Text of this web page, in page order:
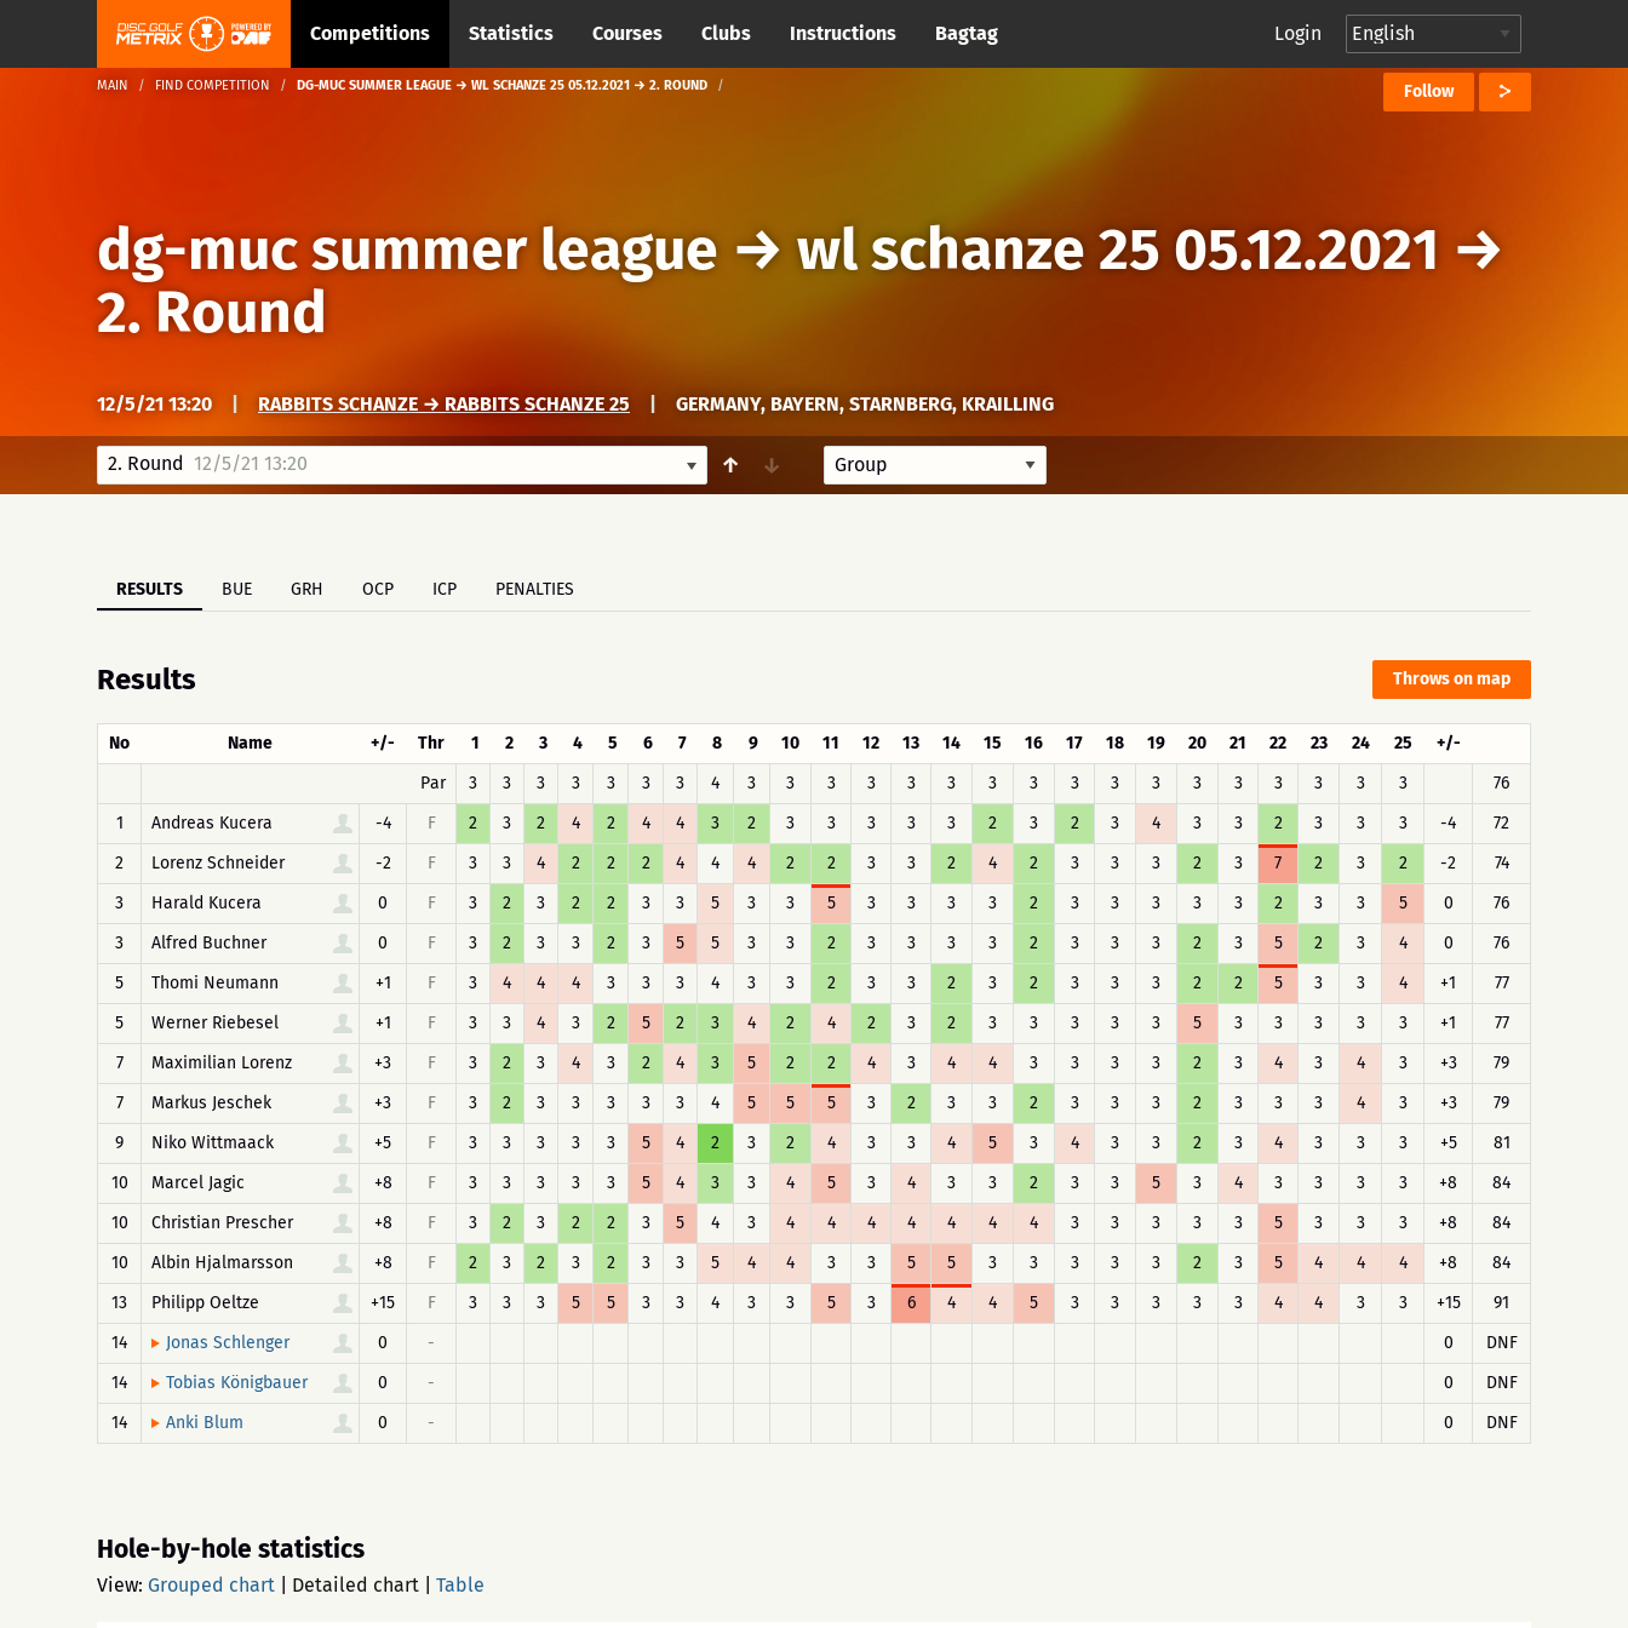
Competitions Statistics Courses Clubs Instructions Bagtag Login
MAIN FIND COMPETITION DG-MUC SUMMER LEAGUE → WL SCHANZE 25 05.12.2021 → 2. ROUND Follow
dg-muc summer league →wl schanze 25 05.12.2021 →
2. Round
12/5/21 13:20 RABBITS SCHANZE → RABBITS SCHANZE 25 GERMANY, BAYERN, STARNBERG, KRAILLING
2. Round 12/5/21 13:20 ↑ ↓
RESULTS BUE GRH OCP ICP PENALTIES
Results Throws on map
No Name +/- Thr 1 2 3 4 5 6 7 8 9 10 11 12 13 14 15 16 17 18 19 20 21 22 23 24 25
+/-
Par
3 3 3 3 3 3 3 4 3 3 3 3 3 3 3 3 3 3 3 3 3 3 3 3 3
76
1
Andreas Kucera -4 F 2 3 2 4 2 4 4 3 2 3 3 3 3 3 2 3 2 3 4 3 3 2 3 3 3 -4
72
2
Lorenz Schneider -2 F 3 3 4 2 2 2 4 4 4 2 2 3 3 2 4 2 3 3 3 2 3 7 2 3 2 -2
74
3
Harald Kucera 0 F 3 2 3 2 2 3 3 5 3 3 5 3 3 3 3 2 3 3 3 3 3 2 3 3 5 0
76
3
Alfred Buchner 0 F 3 2 3 3 2 3 5 5 3 3 2 3 3 3 3 2 3 3 3 2 3 5 2 3 4 0
76
5
Thomi Neumann +1 F 3 4 4 4 3 3 3 4 3 3 2 3 3 2 3 2 3 3 3 2 2 5 3 3 4 +1
77
5
Werner Riebesel +1 F 3 3 4 3 2 5 2 3 4 2 4 2 3 2 3 3 3 3 3 5 3 3 3 3 3 +1
77
7
Maximilian Lorenz +3 F 3 2 3 4 3 2 4 3 5 2 2 4 3 4 4 3 3 3 3 2 3 4 3 4 3 +3
79
7
Markus Jeschek +3 F 3 2 3 3 3 3 3 4 5 5 5 3 2 3 3 2 3 3 3 2 3 3 3 4 3 +3
79
9
Niko Wittmaack +5 F 3 3 3 3 3 5 4 2 3 2 4 3 3 4 5 3 4 3 3 2 3 4 3 3 3 +5
81
10
Marcel Jagic +8 F 3 3 3 3 3 5 4 3 3 4 5 3 4 3 3 2 3 3 5 3 4 3 3 3 3 +8
84
10
Christian Prescher +8 F 3 2 3 2 2 3 5 4 3 4 4 4 4 4 4 4 3 3 3 3 3 5 3 3 3 +8
84
10
Albin Hjalmarsson +8 F 2 3 2 3 2 3 3 5 4 4 3 3 5 5 3 3 3 3 3 2 3 5 4 4 4 +8
84
13
Philipp Oeltze +15 F 3 3 3 5 5 3 3 4 3 3 5 3 6 4 4 5 3 3 3 3 3 4 4 3 3 +15
91
14
Jonas Schlenger 0 - 0
DNF
14
Tobias Königbauer 0 - 0
DNF
14
Anki Blum 0 - 0 DNF
Hole-by-hole statistics
View: Grouped chart Detailed chart Table